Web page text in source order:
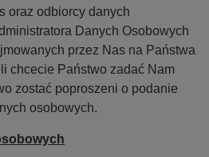
oraz odbiorcy danych
Danych Osobowych
przez Nas na Państwa
chcecie Państwo zadać Nam
zostać poproszeni o podanie
osobowych.